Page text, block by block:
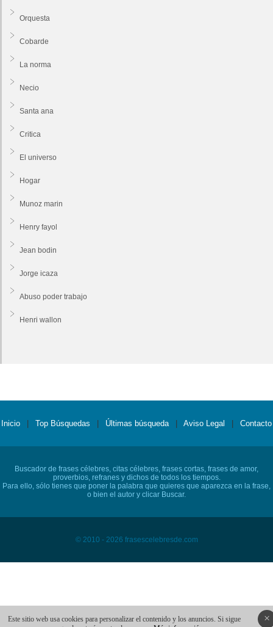
Orquesta
Cobarde
La norma
Necio
Santa ana
Critica
El universo
Hogar
Munoz marin
Henry fayol
Jean bodin
Jorge icaza
Abuso poder trabajo
Henri wallon
Inicio Top Búsquedas Últimas búsqueda Aviso Legal Contacto
Buscador de frases célebres, citas célebres, frases cortas, frases de amor,
proverbios, refranes y dichos de todos los tiempos.
Para ello, sólo tienes que poner la palabra que quieres que aparezca en la frase,
o bien el autor y clicar Buscar.
© 2010 - 2026 frasescelebresde.com
×
Este sitio web usa cookies para personalizar el contenido y los anuncios. Si sigue